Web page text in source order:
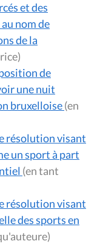
et des
nom de
de la
de
une nuit
bruxelloise(en
résolution visant
un sport à part
(en tant
résolution visant
des sports en
tant qu'auteure)